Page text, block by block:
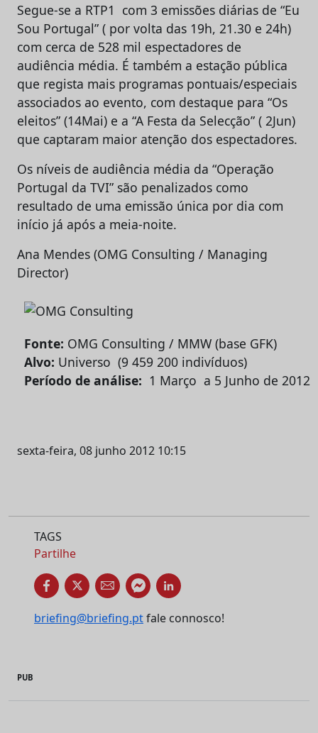
Segue-se a RTP1 com 3 emissões diárias de “Eu
Sou Portugal” ( por volta das 19h, 21.30 e 24h)
com cerca de 528 mil espectadores de
audiência média. É também a estação pública
que regista mais programas pontuais/especiais
associados ao evento, com destaque para “Os
eleitos” (14Mai) e a “A Festa da Selecção” ( 2Jun)
que captaram maior atenção dos espectadores.
Os níveis de audiência média da “Operação
Portugal da TVI” são penalizados como
resultado de uma emissão única por dia com
início já após a meia-noite.
Ana Mendes (OMG Consulting / Managing
Director)
Fonte: OMG Consulting / MMW (base GFK)
Alvo: Universo (9 459 200 indivíduos)
Período de análise: 1 Março a 5 Junho de 2012
sexta-feira, 08 junho 2012 10:15
TAGS
Partilhe
briefing@briefing.ptfale connosco!
PUB